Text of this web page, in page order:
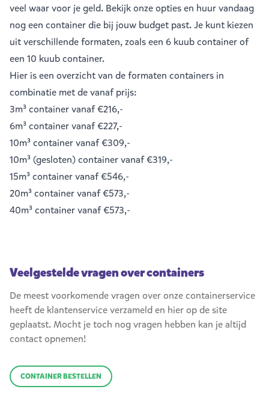
veel waar voor je geld. Bekijk onze opties en huur vandaag
nog een container die bij jouw budget past. Je kunt kiezen
uit verschillende formaten, zoals een 6 kuub containerof
een 10 kuub container.
Hier is een overzicht van de formaten containers in
combinatie met de vanaf prijs:
3m³ containervanaf €216,-
6m³ containervanaf €227,-
10m³ containervanaf €309,-
10m³ (gesloten) containervanaf €319,-
15m³ containervanaf €546,-
20m³ containervanaf €573,-
40m³ containervanaf €573,-
Veelgestelde vragen over containers
De meest voorkomende vragen over onze containerservice
heeft de klantenservice verzameld en hier op de site
geplaatst. Mocht je toch nog vragen hebben kan je altijd
contact opnemen!
CONTAINER BESTELLEN